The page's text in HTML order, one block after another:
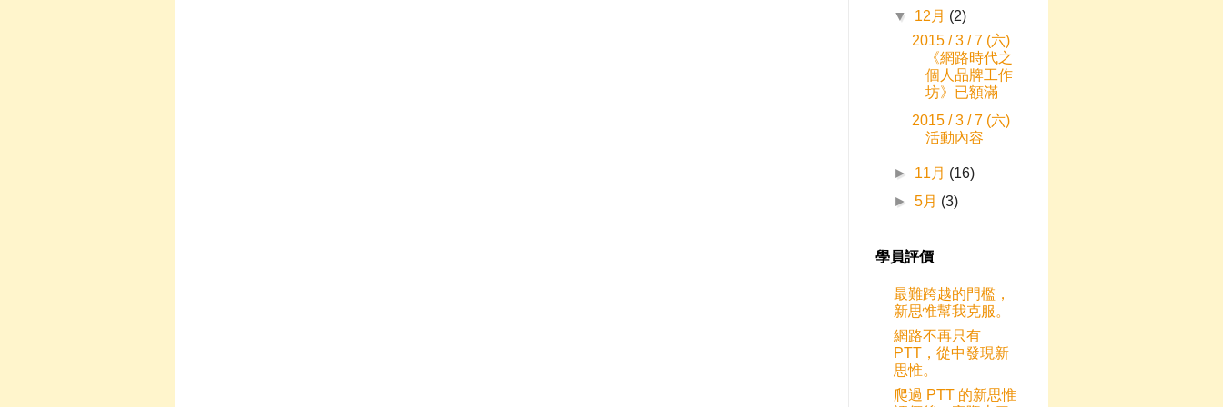
▼ 12月 (2)
2015 / 3 / 7 (六)
《網路時代之
個人品牌工作
坊》已額滿
2015 / 3 / 7 (六)
活動內容
► 11月 (16)
►5月 (3)
學員評價
最難跨越的門檻，
新思惟幫我克服。
網路不再只有
PTT，從中發現新
思惟。
爬過 PTT 的新思惟